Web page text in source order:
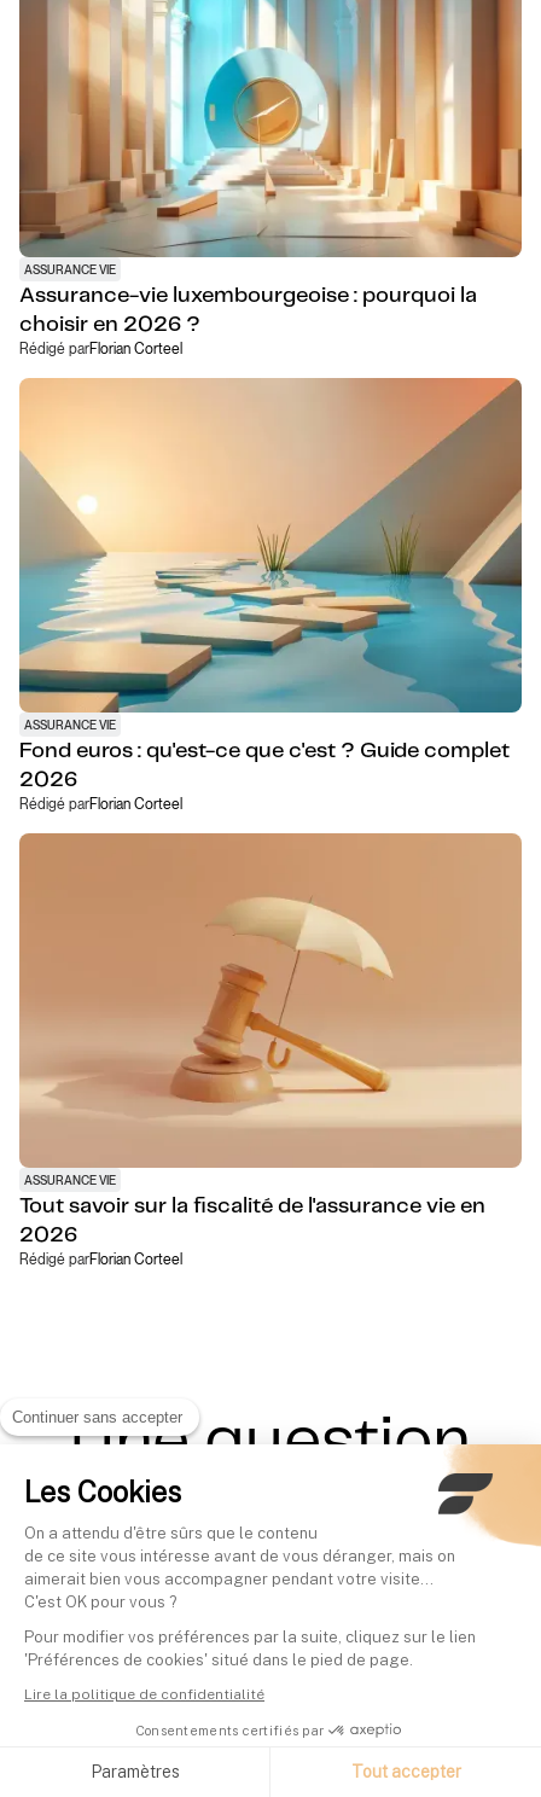
Continuer sans accepter
Les Cookies
On a attendu d'être sûrs que le contenu
de ce site vous intéresse avant de vous déranger, mais on
aimerait bien vous accompagner pendant votre visite...
C'est OK pour vous ?
Pour modifier vos préférences par la suite, cliquez sur le lien
'Préférences de cookies' situé dans le pied de page.
Lire la politique de confidentialité
Consentements certifiés par
Paramètres Tout accepter
ASSURANCE VIE
Assurance-vie luxembourgeoise : pourquoi la
choisir en 2026 ?
Rédigé parFlorian Corteel
ASSURANCE VIE
Fond euros : qu'est-ce que c'est ? Guide complet
2026
Rédigé parFlorian Corteel
ASSURANCE VIE
Tout savoir sur la fiscalité de l'assurance vie en
2026
Rédigé parFlorian Corteel
Une question
sur Finary Life ?
UNE QUESTION SANS RÉPONSE ?
Qu'est-ce que Finary Life ?
Finary Life est le nom commercial sous lequel
Finary distribue le contrat d'assurance viee-vie
assuré parGenerali Vie
. Le contrat est disponible